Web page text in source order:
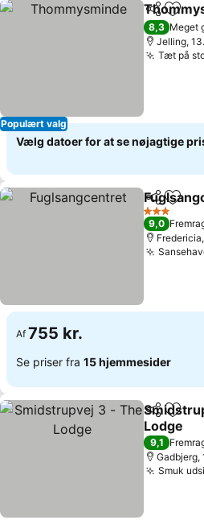
Populært valg
Del Føj
8,3 Meget
Jelling,
Tæt på
Vælg datoer for at se nøjagtige
Del Føj
3 Stjerner
9,0
Af 755 kr.
Se priser fra 15 hjemmesider
Del Føj
Lodge
Se priser
9,1
Gadbjerg,
Smuk